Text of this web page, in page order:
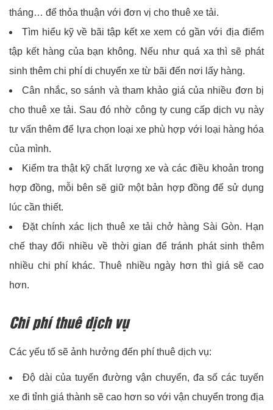
tháng… để thỏa thuận với đơn vị cho thuê xe tải.
Tìm hiểu kỹ về bãi tập kết xe xem có gần với địa điểm
tập kết hàng của bạn không. Nếu như quá xa thì sẽ phát
sinh thêm chi phí di chuyển xe từ bãi đến nơi lấy hàng.
Cân nhắc, so sánh và tham khảo giá của nhiều đơn bị
cho thuê xe tải. Sau đó nhờ công ty cung cấp dịch vụ này
tư vấn thêm để lựa chọn loại xe phù hợp với loại hàng hóa
của mình.
Kiểm tra thật kỹ chất lượng xe và các điều khoản trong
hợp đồng, mỗi bên sẽ giữ một bản hợp đồng để sử dụng
lúc cần thiết.
Đặt chính xác lịch thuê xe tải chở hàng Sài Gòn. Hạn
chế thay đổi nhiều về thời gian để tránh phát sinh thêm
nhiều chi phí khác. Thuê nhiều ngày hơn thì giá sẽ cao
hơn.
Chi phí thuê dịch vụ
Các yếu tố sẽ ảnh hưởng đến phí thuê dịch vụ:
Độ dài của tuyến đường vận chuyển, đa số các tuyến
xe đi tỉnh giá thành sẽ cao hơn so với vận chuyển trong địa